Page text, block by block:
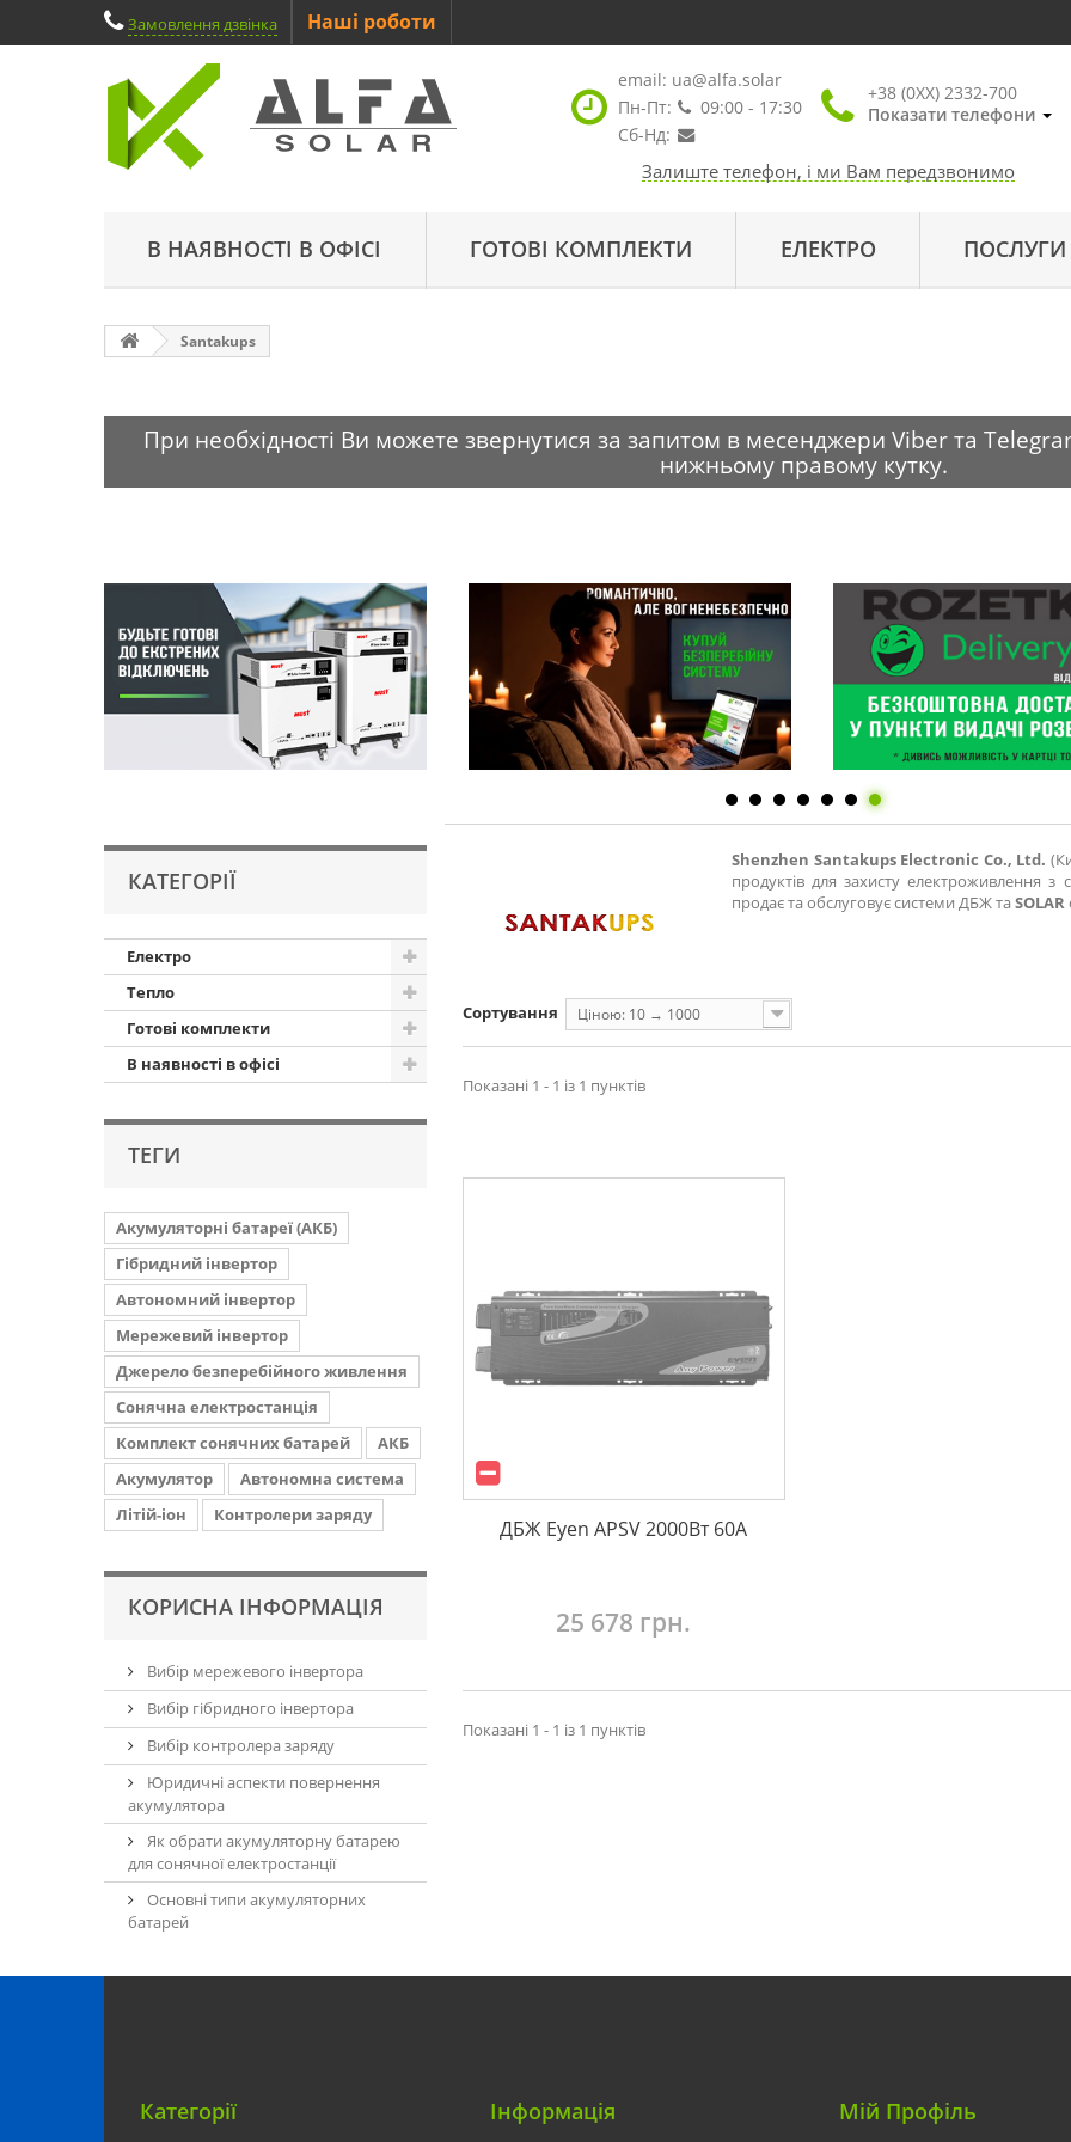
Замовлення дзвінка Наші роботи
email: ua@alfa.solar
Пн-Пт:
09:00 - 17:30
Сб-Нд:
+38 (0XX) 2332-700
Показати телефони
Залиште телефон, і ми Вам передзвонимо
В НАЯВНОСТІ В ОФІСІ ГОТОВІ КОМПЛЕКТИ ЕЛЕКТРО ПОСЛУГИ
Santakups
При необхідності Ви можете звернутися за запитом в месенджери Viber та
нижньому правому кутку.
КАТЕГОРІЇ
Електро
Тепло
Готові комплекти
В наявності в офісі
ТЕГИ
Акумуляторні батареї (АКБ)
Гібридний інвертор
Автономний інвертор
Мережевий інвертор
Джерело безперебійного живлення
Сонячна електростанція
Комплект сонячних батарей
АКБ
Акумулятор
Автономна система
Літій-іон
Контролери заряду
КОРИСНА ІНФОРМАЦІЯ
Вибір мережевого інвертора
Вибір гібридного інвертора
Вибір контролера заряду
Юридичні аспекти повернення
акумулятора
Як обрати акумуляторну батарею
для сонячної електростанції
Основні типи акумуляторних
батарей
Shenzhen Santakups Electronic Co., Ltd.
продуктів для захисту електроживлення з
продає та обслуговує системи ДБЖ таSOLAR
Сортування Ціною: 10 → 1000
Показані 1 - 1 із 1 пунктів
ДБЖ Eyen APSV 2000Вт 60А
25 678 грн.
Показані 1 - 1 із 1 пунктів
Категорії Інформація Мій Профіль